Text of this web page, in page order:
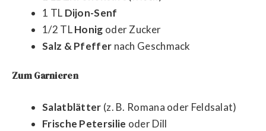
1 TL Dijon-Senf
1/2 TLHonig oder Zucker
Salz & Pfeffer nach Geschmack
Zum Garnieren
Salatblätter (z. B. Romana oder Feldsalat)
Frische Petersilie oder Dill